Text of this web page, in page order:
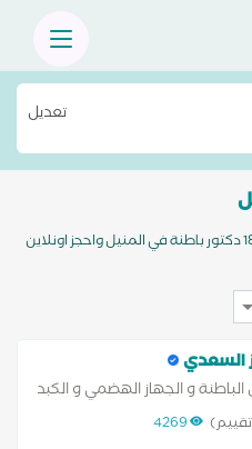
تعديل
اعرف اسعار الكشف وتقييمات أفضل 187 دكتور باطنة في المنيل واحجز اونلاين
السعدي
و الجهاز الهضمي و الكبد
4269